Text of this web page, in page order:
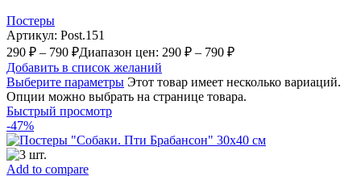
Постеры
Артикул: Post.151
290 ₽ – 790 ₽Диапазон цен: 290 ₽ – 790 ₽
Добавить в список желаний
Выберите параметры Этот товар имеет несколько вариаций.
Опции можно выбрать на странице товара.
Быстрый просмотр
-47%
Add to compare